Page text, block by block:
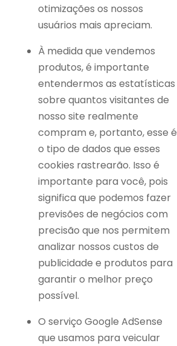
otimizações os nossos
usuários mais apreciam.
À medida que vendemos
produtos, é importante
entendermos as estatísticas
sobre quantos visitantes de
nosso site realmente
compram e, portanto, esse é
o tipo de dados que esses
cookies rastrearão. Isso é
importante para você, pois
significa que podemos fazer
previsões de negócios com
precisão que nos permitem
analizar nossos custos de
publicidade e produtos para
garantir o melhor preço
possível.
O serviço Google AdSense
que usamos para veicular